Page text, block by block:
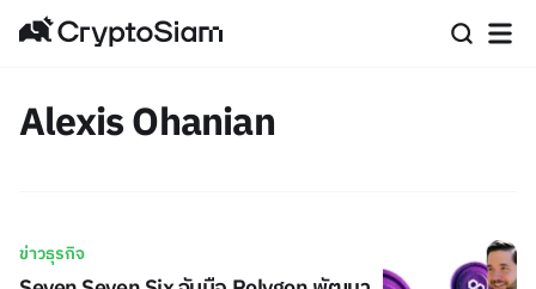
Alexis Ohanian
ข่าวธุรกิจ